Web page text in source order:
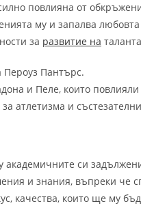
повлияна от
му и запалва
за развитие на
Пероуз Пантърс.
и Пеле, които
атлетизма и
си
и знания, въпреки че
качества, които ще му